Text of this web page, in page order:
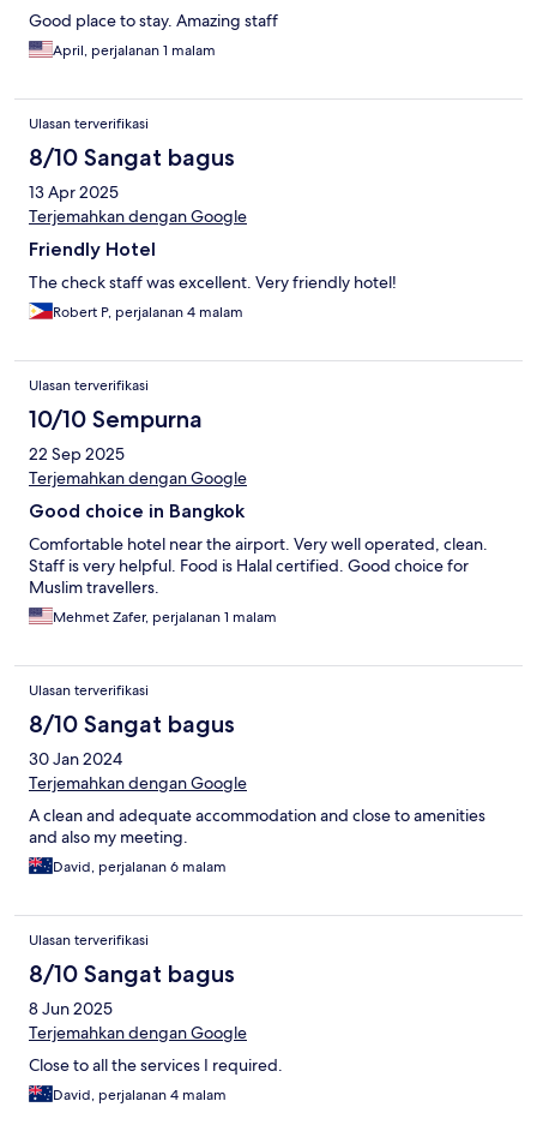
Good place to stay. Amazing staff
April, perjalanan 1 malam
Ulasan terverifikasi
8/10 Sangat bagus
13 Apr 2025
Terjemahkan dengan Google
Friendly Hotel
The check staff was excellent. Very friendly hotel!
Robert P, perjalanan 4 malam
Ulasan terverifikasi
10/10 Sempurna
22 Sep 2025
Terjemahkan dengan Google
Good choice in Bangkok
Comfortable hotel near the airport. Very well operated, clean.
Staff is very helpful. Food is Halal certified. Good choice for
Muslim travellers.
Mehmet Zafer, perjalanan 1 malam
Ulasan terverifikasi
8/10 Sangat bagus
30 Jan 2024
Terjemahkan dengan Google
A clean and adequate accommodation and close to amenities
and also my meeting.
David, perjalanan 6 malam
Ulasan terverifikasi
8/10 Sangat bagus
8 Jun 2025
Terjemahkan dengan Google
Close to all the services I required.
David, perjalanan 4 malam